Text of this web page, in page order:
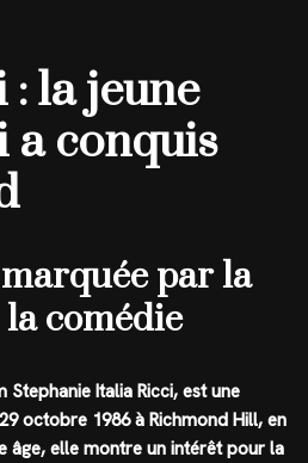
la jeune
a conquis
par la
comédie
Stephanie Italia Ricci, est une
octobre 1986 à Richmond Hill, en
âge, elle montre un intérêt pour la